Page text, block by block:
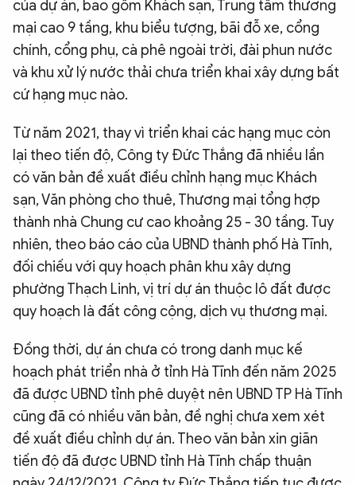
của dự án, bao gồm Khách sạn, Trung tâm thương
mại cao 9 tầng, khu biểu tượng, bãi đỗ xe, cổng
chính, cổng phụ, cà phê ngoài trời, đài phun nước
và khu xử lý nước thải chưa triển khai xây dựng bất
cứ hạng mục nào.
Từ năm 2021, thay vì triển khai các hạng mục còn
lại theo tiến độ, Công ty Đức Thắng đã nhiều lần
có văn bản đề xuất điều chỉnh hạng mục Khách
sạn, Văn phòng cho thuê, Thương mại tổng hợp
thành nhà Chung cư cao khoảng 25 - 30 tầng. Tuy
nhiên, theo báo cáo của UBND thành phố Hà Tĩnh,
đối chiếu với quy hoạch phân khu xây dựng
phường Thạch Linh, vị trí dự án thuộc lô đất được
quy hoạch là đất công cộng, dịch vụ thương mại.
Đồng thời, dự án chưa có trong danh mục kế
hoạch phát triển nhà ở tỉnh Hà Tĩnh đến năm 2025
đã được UBND tỉnh phê duyệt nên UBND TP Hà Tĩnh
cũng đã có nhiều văn bản, đề nghị chưa xem xét
đề xuất điều chỉnh dự án. Theo văn bản xin giãn
tiến độ đã được UBND tỉnh Hà Tĩnh chấp thuận